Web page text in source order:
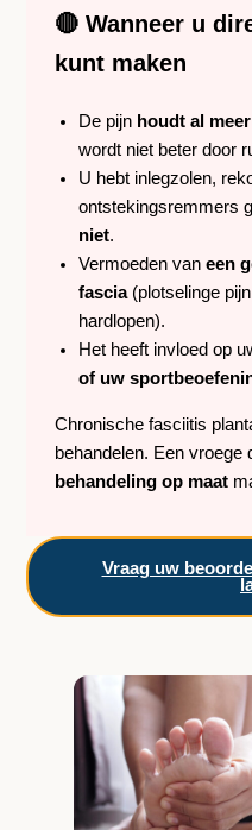
🔴 Wanneer u
kunt maken
De pijn houdt al
wordt niet beter door
U hebt inlegzolen,
ontstekingsremmers
niet.
Vermoeden van een
fascia(plotselinge
hardlopen).
Het heeft invloed op
of uw
Chronische fasciitis
behandelen. Een vroege
behandeling op maat
Vraag uw